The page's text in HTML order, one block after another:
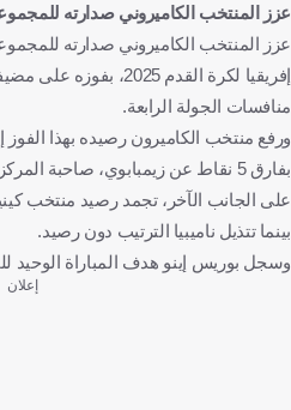
كينيا
كينيا كرة قدم
عزز المنتخب الكاميروني صدارته
عزز المنتخب الكاميروني صدارته
منافسات الجولة الرابعة.
بفارق 5 نقاط عن زيمبابوي، صاحبة المركز الثاني.
بينما تتذيل ناميبيا الترتيب دون رصيد.
وسجل بوريس إينو هدف المباراة الوحيد
إعلان